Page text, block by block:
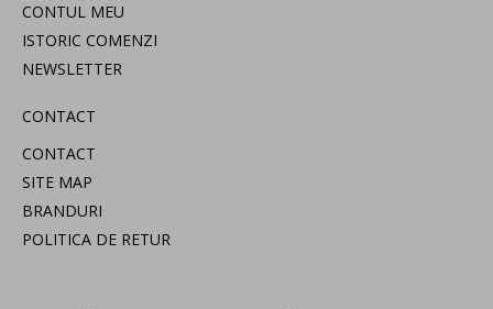
CONTUL MEU
ISTORIC COMENZI
NEWSLETTER
CONTACT
CONTACT
SITE MAP
BRANDURI
POLITICA DE RETUR